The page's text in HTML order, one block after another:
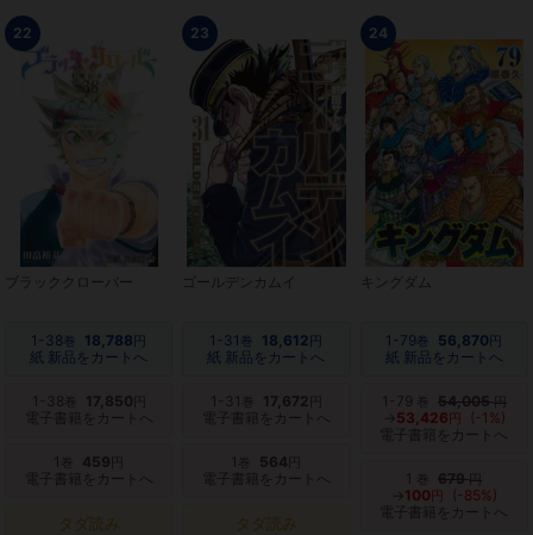
22
ブラッククローバー
1-38巻 18,788 円
紙 新品をカートへ
1-38 巻 17,850
電子書籍をカートへ
1 巻 459
電子書籍をカートへ
タダ読み
23
ゴールデンカムイ
1-31 巻 18,612 円
紙 新品をカートへ
1-31 巻 17,672
電子書籍をカートへ
1 巻 564
電子書籍をカートへ
タダ読み
24
キングダム
1-79巻 56,870 円
紙 新品をカートへ
1-79 巻 54,005円
53,426 円
(-1%)
電子書籍をカートへ
1 巻 679円
100 円
(-85%)
電子書籍をカートへ